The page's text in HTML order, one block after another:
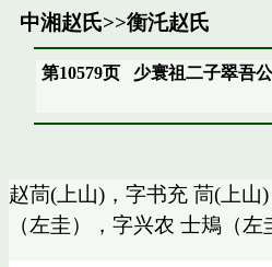
中湘赵氏>>衡汑赵氏
第10579页少寰祖二子翠吾
赵茼(上山)，字书充 茼(上
（左圭），字兴农 士鳺（